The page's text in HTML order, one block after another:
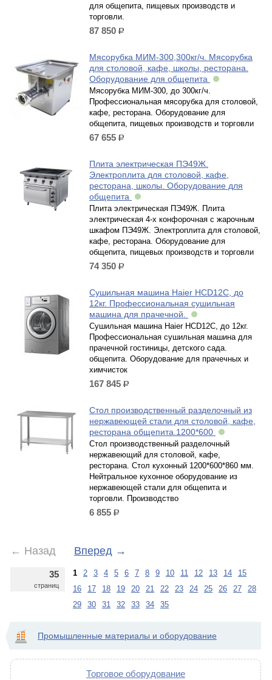
для общепита, пищевых производств и
торговли.
87 850 р.
Мясорубка МИМ-300,300кг/ч. Мясорубка
для столовой, кафе, школы, ресторана.
Оборудование для общепита
Мясорубка МИМ-300, до 300кг/ч.
Профессиональная мясорубка для столовой,
кафе, ресторана. Оборудование для
общепита, пищевых производств и торговли
67 655 р.
Плита электрическая ПЭ49Ж.
Электроплита для столовой, кафе,
ресторана, школы. Оборудование для
общепита
Плита электрическая ПЭ49Ж. Плита
электрическая 4-х конфорочная с жарочным
шкафом ПЭ49Ж. Электроплита для столовой,
кафе, ресторана. Оборудование для
общепита, пищевых производств и торговли
74 350 р.
Сушильная машина Haier HCD12C, до
12кг. Профессиональная сушильная
машина для прачечной.
Сушильная машина Haier HCD12C, до 12кг.
Профессиональная сушильная машина для
прачечной гостиницы, детского сада.
общепита. Оборудование для прачечных и
химчисток
167 845 р.
Стол производственный разделочный из
нержавеющей стали для столовой, кафе,
ресторана общепита.1200*600
Стол производственный разделочный
нержавеющий для столовой, кафе,
ресторана. Стол кухонный 1200*600*860 мм.
Нейтральное кухонное оборудование из
нержавеющей стали для общепита и
торговли. Производство
6 855 р.
← Назад Вперед →
35
страниц
1 2 3 4 5 6 7 8 9 10 11 12 13 14
15
16
17 18 19 20 21 22 23 24 25 26 27
28
29
30 31 32 33 34 35
Промышленные материалы и оборудование
Торговое оборудование